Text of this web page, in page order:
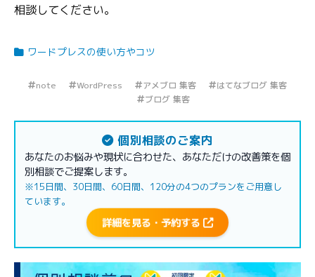
相談してください。
ワードプレスの使い方やコツ
note WordPress アメブロ 集客
はてなブログ 集客
ブログ 集客
個別相談のご案内
あなたのお悩みや現状に合わせた、あなただけの改善策を個
別相談でご提案します。
※15日間、30日間、60日間、120分の4つのプランをご用意し
ています。
詳細を見る・予約する